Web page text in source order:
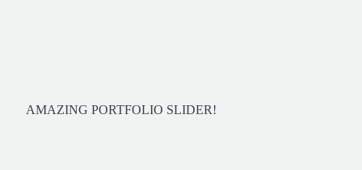
AMAZING PORTFOLIO SLIDER!